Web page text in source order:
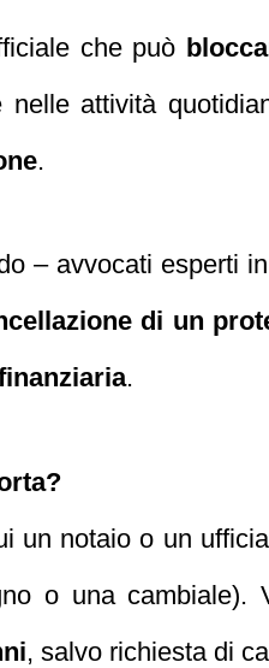
che può
nelle attività
.
– avvocati esperti
di un
.
un notaio o un
o una cambiale).
, salvo richiesta di